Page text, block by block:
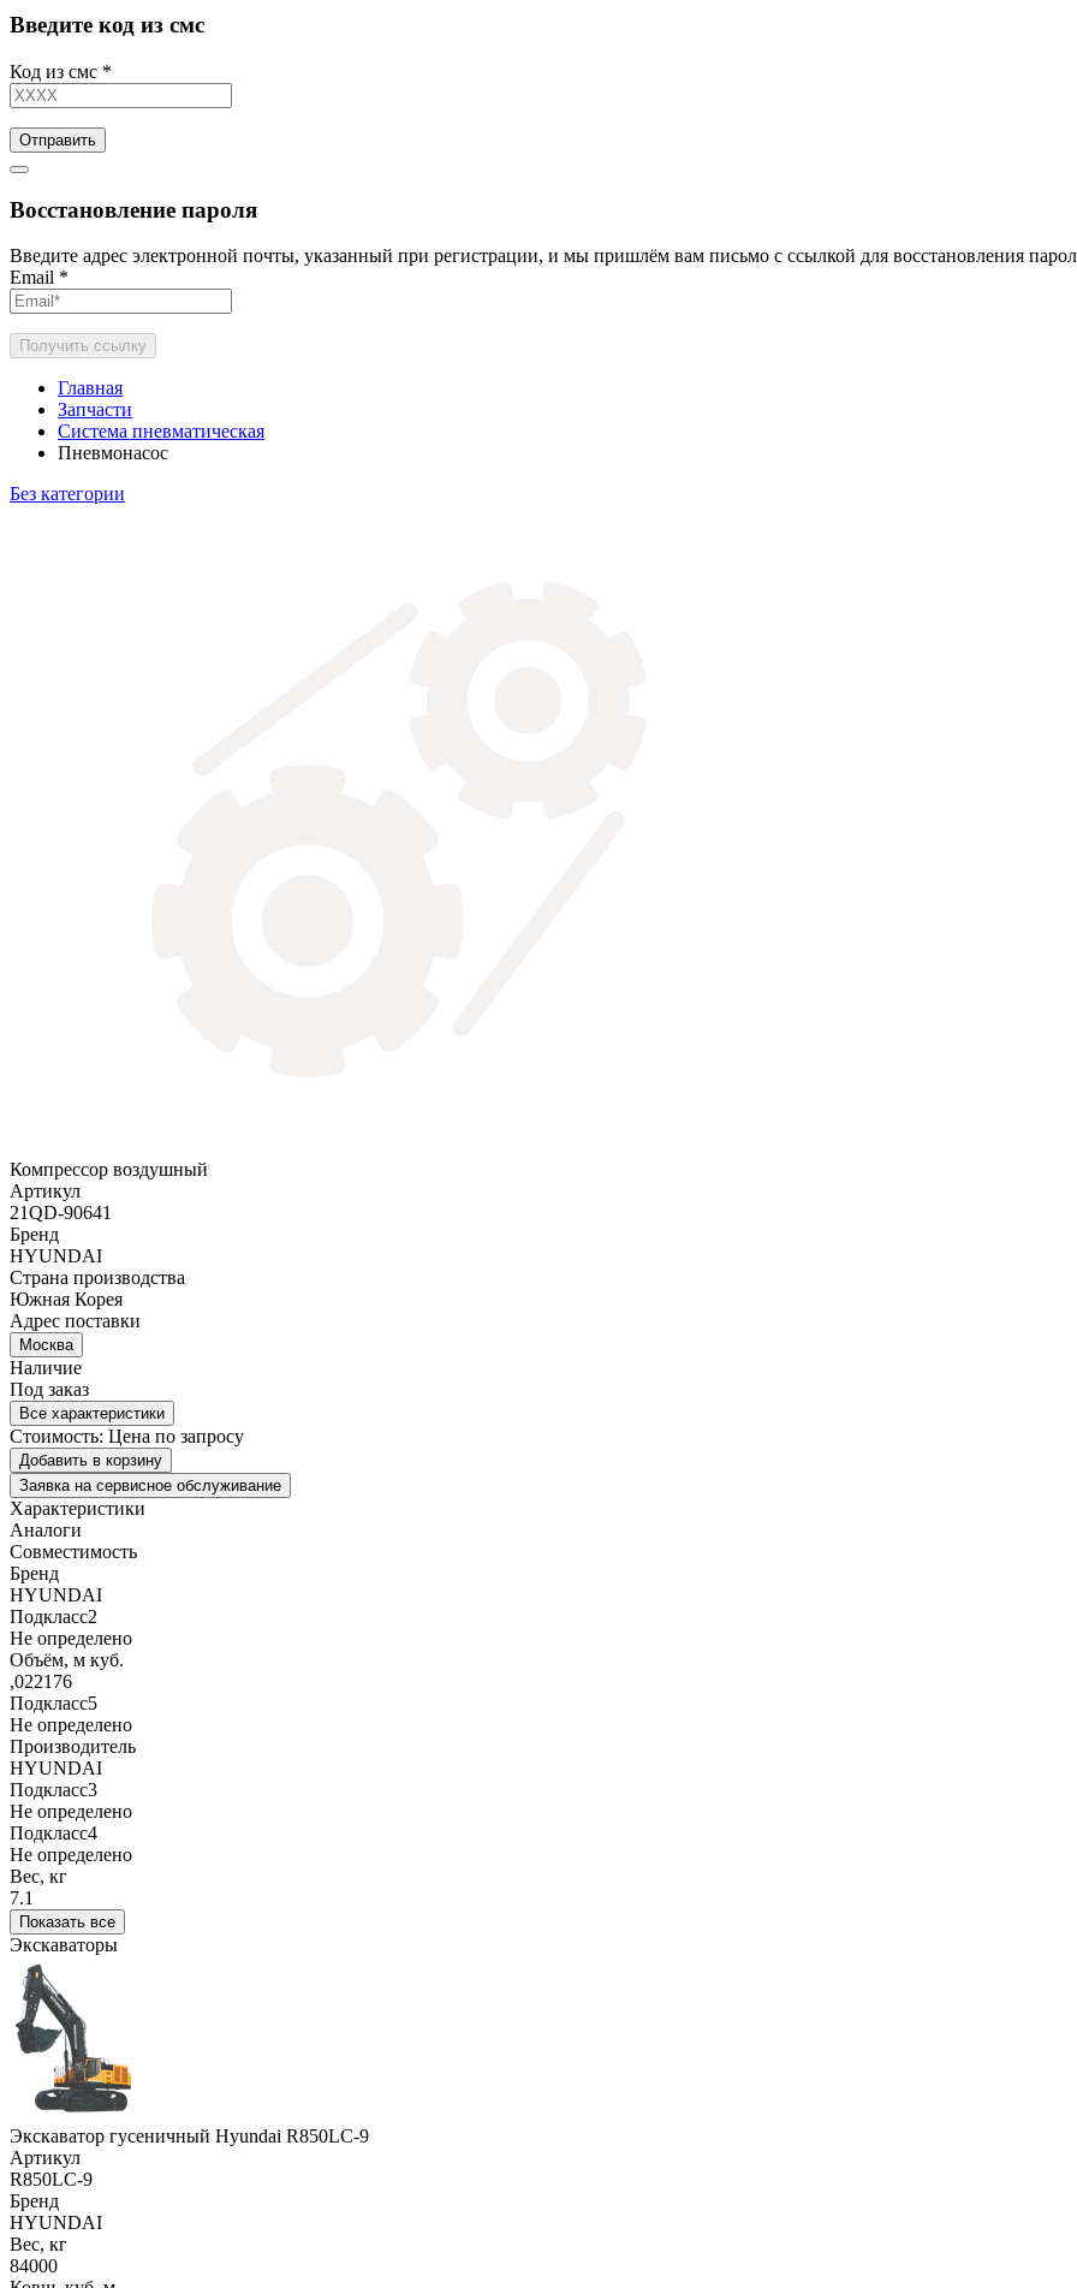
Введите код из смс
Код из смс *
Отправить
Восстановление пароля
Введите адрес электронной почты, указанный при регистрации, и мы пришлём вам письмо с ссылкой для восстановления
Email *
Получить ссылку
Главная
Запчасти
Система пневматическая
Пневмонасос
Без категории
Компрессор воздушный
Артикул
21QD-90641
Бренд
HYUNDAI
Страна производства
Южная Корея
Адрес поставки
Москва
Наличие
Под заказ
Все характеристики
Стоимость: Цена по запросу
Добавить в корзину
Заявка на сервисное обслуживание
Характеристики
Аналоги
Совместимость
Бренд
HYUNDAI
Подкласс2
Не определено
Объём, м куб.
,022176
Подкласс5
Не определено
Производитель
HYUNDAI
Подкласс3
Не определено
Подкласс4
Не определено
Вес, кг
7.1
Показать все
Экскаваторы
Экскаватор гусеничный Hyundai R850LC-9
Артикул
R850LC-9
Бренд
HYUNDAI
Вес, кг
84000